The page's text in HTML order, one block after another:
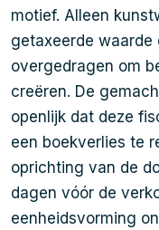
motief. Alleen
getaxeerde waarde
overgedragen om
creëren. De
openlijk dat deze
een boekverlies te
oprichting van de
dagen vóór de
eenheidsvorming